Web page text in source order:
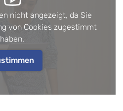
nicht angezeigt, da Sie
von Cookies zugestimmt
haben.